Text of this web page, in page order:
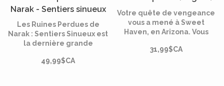
Narak - Sentiers sinueux
(Français)
Les Ruines Perdues de
Narak : Sentiers Sinueux est
la dernière grande
Narak. Elle introduit une
49,99$CA
Votre quête de vengeance
vous a mené à Sweet
Haven, en Arizona. Vous
qui a ruiné votre vie a fait
31,99$CA